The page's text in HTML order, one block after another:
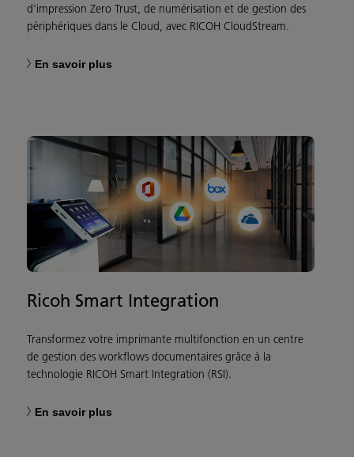
d'impression Zero Trust, de numérisation et de gestion des
périphériques dans le Cloud, avec RICOH CloudStream.
En savoir plus
Ricoh Smart Integration
Transformez votre imprimante multifonction en un centre
de gestion des workflows documentaires grâce à la
technologie RICOH Smart Integration (RSI).
En savoir plus